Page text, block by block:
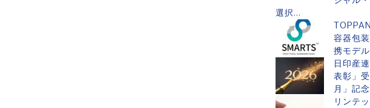
選択...
容器包
携モデ
日印産
表彰」
月」記
リンテ